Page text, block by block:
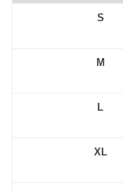
S
M
L
XL